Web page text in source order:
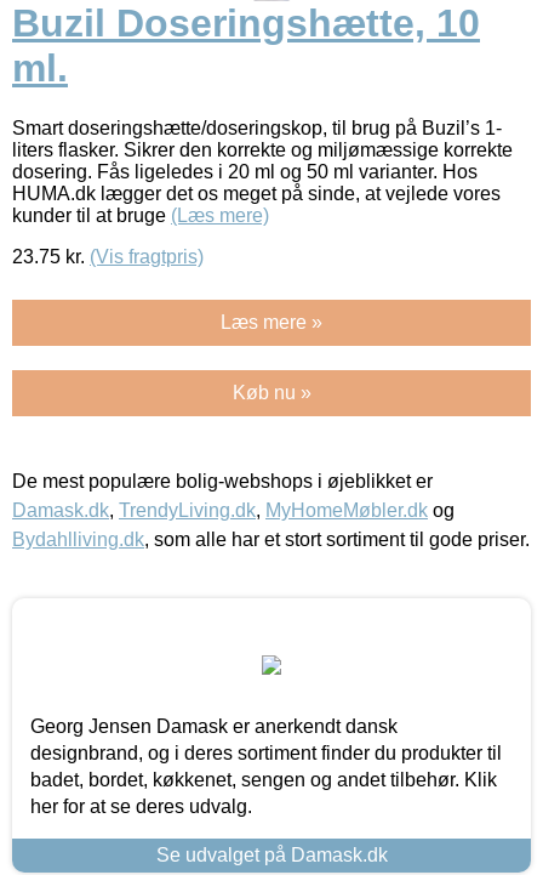
Buzil Doseringshætte, 10
ml.
Smart doseringshætte/doseringskop, til brug på Buzil’s 1-
liters flasker. Sikrer den korrekte og miljømæssige korrekte
dosering. Fås ligeledes i 20 ml og 50 ml varianter. Hos
HUMA.dk lægger det os meget på sinde, at vejlede vores
kunder til at bruge (Læs mere)
23.75 kr. (Vis fragtpris)
Læs mere »
Køb nu »
De mest populære bolig-webshops i øjeblikket er
Damask.dk, TrendyLiving.dk, MyHomeMøbler.dk og
Bydahlliving.dk, som alle har et stort sortiment til gode priser.
Georg Jensen Damask er anerkendt dansk
designbrand, og i deres sortiment finder du produkter til
badet, bordet, køkkenet, sengen og andet tilbehør. Klik
her for at se deres udvalg.
Se udvalget på Damask.dk